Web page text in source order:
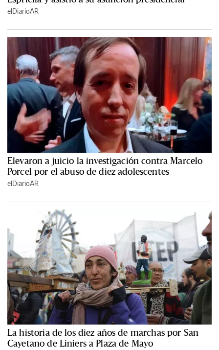
elDiarioAR
Elevaron a juicio la investigación contra Marcelo
Porcel por el abuso de diez adolescentes
elDiarioAR
La historia de los diez años de marchas por San
Cayetano de Liniers a Plaza de Mayo